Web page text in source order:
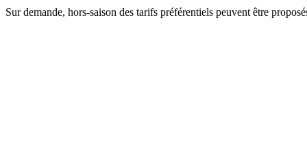
Sur demande, hors-saison des tarifs préférentiels peuvent être